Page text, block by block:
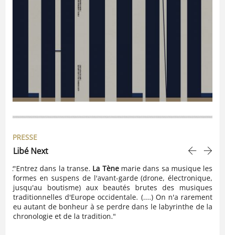
PRESSE
Libé Next
"Entrez dans la transe. La Tènemarie dans sa musique les
formes en suspens de l'avant-garde (drone, électronique,
jusqu'au boutisme) aux beautés brutes des musiques
traditionnelles d'Europe occidentale. (....) On n'a rarement
eu autant de bonheur à se perdre dans le labyrinthe de la
chronologie et de la tradition."